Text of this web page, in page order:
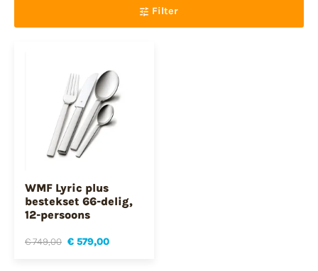
Filter
WMF Lyric plus
bestekset 66-delig,
12-persoons
€ 749,00 € 579,00